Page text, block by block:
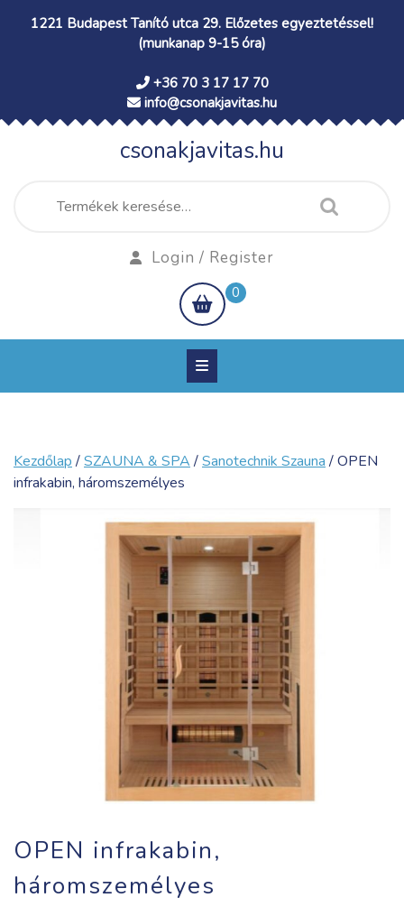
1221 Budapest Tanító utca 29. Előzetes egyeztetéssel!
(munkanap 9-15 óra)
+36 70 3 17 17 70
info@csonakjavitas.hu
csonakjavitas.hu
Keresés
a
Login / Register
shopping
cart
0
Kezdőlap/SZAUNA & SPA/Sanotechnik Szauna/ OPEN
infrakabin, háromszemélyes
OPEN infrakabin,
háromszemélyes